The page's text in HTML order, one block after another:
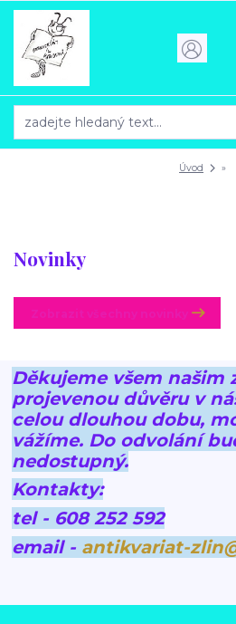
Úvod »
Novinky
Děkujeme všem našim
projevenou důvěru v
celou dlouhou dobu,
vážíme. Do odvolání
nedostupný.
Kontakty:
tel - 608 252 592
email - antikvariat-